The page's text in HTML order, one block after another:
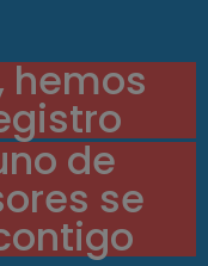
hemos
de
se